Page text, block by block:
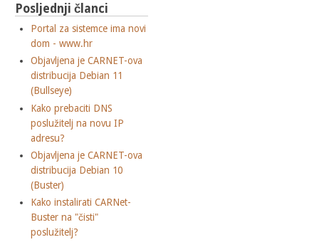
Posljednji članci
Portal za sistemce ima novi
dom - www.hr
Objavljena je CARNET-ova
distribucija Debian 11
(Bullseye)
Kako prebaciti DNS
poslužitelj na novu IP
adresu?
Objavljena je CARNET-ova
distribucija Debian 10
(Buster)
Kako instalirati CARNet-
Buster na "čisti"
poslužitelj?